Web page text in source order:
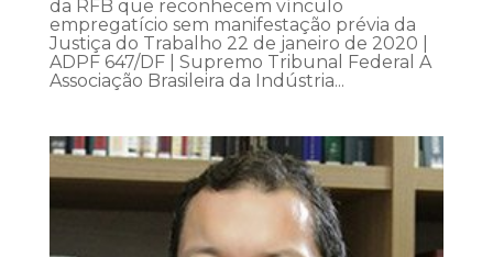
da RFB que reconhecem vínculo
empregatício sem manifestação prévia da
Justiça do Trabalho 22 de janeiro de 2020 |
ADPF 647/DF | Supremo Tribunal Federal A
Associação Brasileira da Indústria...